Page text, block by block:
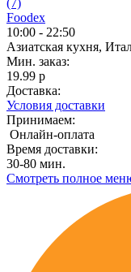
Foodex
10:00 - 22:50
Азиатская кухня,
Мин. заказ:
19.99 р
Доставка:
Условия доставки
Принимаем:
Онлайн-оплата
Время доставки:
30-80 мин.
Смотреть полное